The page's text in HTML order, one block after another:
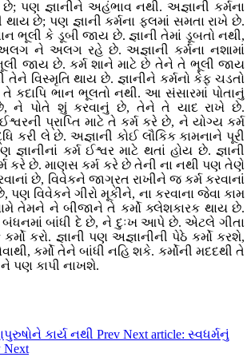
પણ જ્ઞાનીને અહંભાવ નથી. અજ્ઞાની કર્મના
છે; પણ જ્ઞાની કર્મના ફલમાં સમતા રાખે છે.
ભૂલી કે ડૂબી જાય છે. જ્ઞાની તેમાં ડૂબતો નથી,
ને અલગ રહે છે. અજ્ઞાની કર્મના નશામાં
જાય છે. કર્મ શાને માટે છે તેને તે ભૂલી જાય
વિસ્મૃતિ થાય છે. જ્ઞાનીને કર્મનો કેફ ચડતો
તે કદાપિ ભાન ભૂલતો નથી. આ સંસારમાં પોતાનું
ને પોતે શું કરવાનું છે, તેને તે યાદ રાખે છે.
પ્રાપ્તિ માટે તે કર્મ કરે છે, ને યોગ્ય કર્મ
કરી લે છે. અજ્ઞાની કોઈ લૌકિક કામનાને પૂરી
જ્ઞાનીનાં કર્મ ઈશ્વર માટે થતાં હોય છે. જ્ઞાની
કરે છે. માણસ કર્મ કરે છે તેની ના નથી પણ તેણે
છે, વિવેકને જાગ્રત રાખીને જ કર્મ કરવાનાં
પણ વિવેકને ગીરો મૂકીને, ના કરવાના જેવા કામ
તેમને ને બીજાને તે કર્મો ક્લેશકારક થાય છે.
બાંધી દે છે, ને દુઃખ આપે છે. એટલે ગીતા
કરો. જ્ઞાની પણ અજ્ઞાનીની પેઠે કર્મો કરશે,
કર્મો તેને બાંધી નહિ શકે. કર્મોની મદદથી તે
પણ કાપી નાખશે.
કાર્ય નથી Prev Next article: સ્વધર્મનું
Next